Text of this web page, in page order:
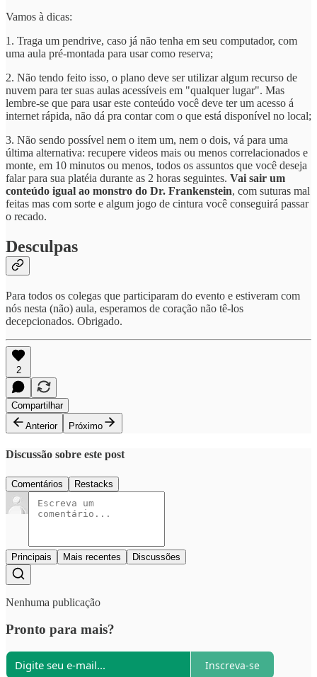
Vamos à dicas:
1. Traga um pendrive, caso já não tenha em seu computador, com
uma aula pré-montada para usar como reserva;
2. Não tendo feito isso, o plano deve ser utilizar algum recurso de
nuvem para ter suas aulas acessíveis em "qualquer lugar". Mas
lembre-se que para usar este conteúdo você deve ter um acesso á
internet rápida, não dá pra contar com o que está disponível no local;
3. Não sendo possível nem o item um, nem o dois, vá para uma
última alternativa: recupere videos mais ou menos correlacionados e
monte, em 10 minutos ou menos, todos os assuntos que você deseja
falar para sua platéia durante as 2 horas seguintes. Vai sair um
conteúdo igual ao monstro do Dr. Frankenstein, com suturas mal
feitas mas com sorte e algum jogo de cintura você conseguirá passar
o recado.
Desculpas
Para todos os colegas que participaram do evento e estiveram com
nós nesta (não) aula, esperamos de coração não tê-los
decepcionados. Obrigado.
2
Compartilhar
Anterior
Próximo
Discussão sobre este post
Comentários Restacks
Principais Mais recentes Discussões
Nenhuma publicação
Pronto para mais?
Inscreva-se